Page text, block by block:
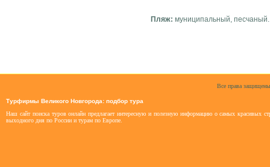
Пляж: муниципальный,
Все права
Турфирмы Великого Новгорода: подбор тура
Наш сайт поиска туров онлайн предлагает интересную и полезную информацию о самых красивых
выходного дня по России и турам по Европе.